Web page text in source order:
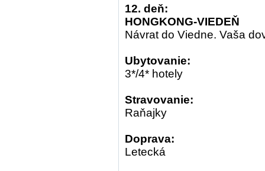
12. deň:
HONGKONG-VIEDEŇ
Návrat do Viedne. Vaša
Ubytovanie:
3*/4* hotely
Stravovanie:
Raňajky
Doprava:
Letecká